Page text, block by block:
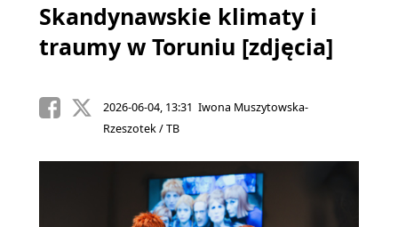
Skandynawskie klimaty i
traumy w Toruniu [zdjęcia]
2026-06-04, 13:31 Iwona Muszytowska-
Rzeszotek / TB